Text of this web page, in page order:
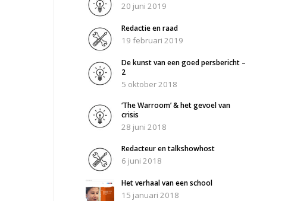
20 juni 2019
Redactie en raad
19 februari 2019
De kunst van een goed persbericht –
2
5 oktober 2018
‘The Warroom’ & het gevoel van
crisis
28 juni 2018
Redacteur en talkshowhost
6 juni 2018
Het verhaal van een school
15 januari 2018